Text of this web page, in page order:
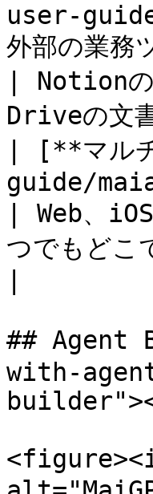
user-
外部の業務
| Notionの
Driveの文
| [**マル
guide/
| Web、
つでもどこ
## Agent
with-